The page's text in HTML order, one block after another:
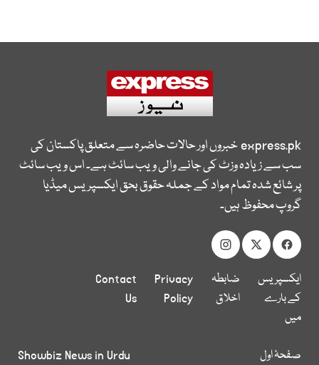
express.pkخبروں اور حالات حاضرہ سے متعلق پاکستان کی
سب سے زیادہ وزٹ کی جانے والی ویب سائٹ ہے۔ اس ویب سائٹ
پر شائع شدہ تمام مواد کے جملہ حقوق بحق ایکسپریس میڈیا
گروپ محفوظ ہیں۔
ایکسپریس
کے بارے
میں
ضابطہ
اخلاق
Privacy
Policy
Contact
Us
صفحۂ اول
Showbiz News in Urdu